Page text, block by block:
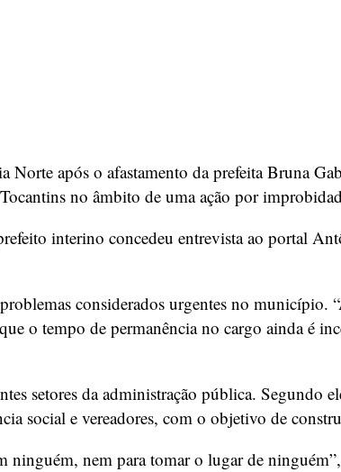
após o afastamento da prefeita Bruna
no âmbito de uma ação por
interino concedeu entrevista ao portal
considerados urgentes no município.
o tempo de permanência no cargo ainda é
setores da administração pública. Segundo
social e vereadores, com o objetivo de
nem para tomar o lugar de